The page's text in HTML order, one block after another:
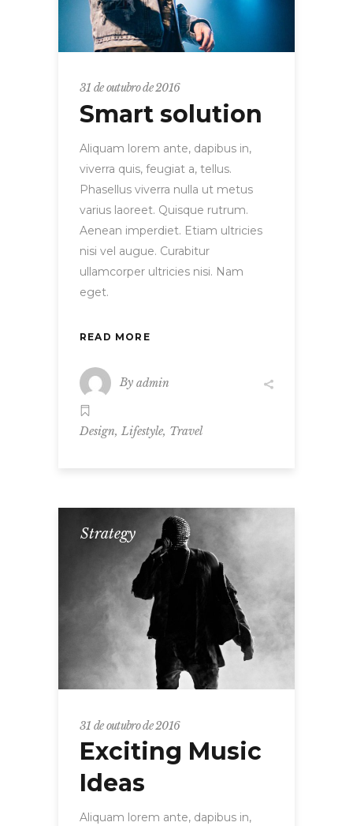
31 de outubro de 2016
Smart solution
Aliquam lorem ante, dapibus in,
viverra quis, feugiat a, tellus.
Phasellus viverra nulla ut metus
varius laoreet. Quisque rutrum.
Aenean imperdiet. Etiam ultricies
nisi vel augue. Curabitur
ullamcorper ultricies nisi. Nam
eget.
READ MORE
By admin
Design,Lifestyle, Travel
Strategy
31 de outubro de 2016
Exciting Music
Ideas
Aliquam lorem ante, dapibus in,